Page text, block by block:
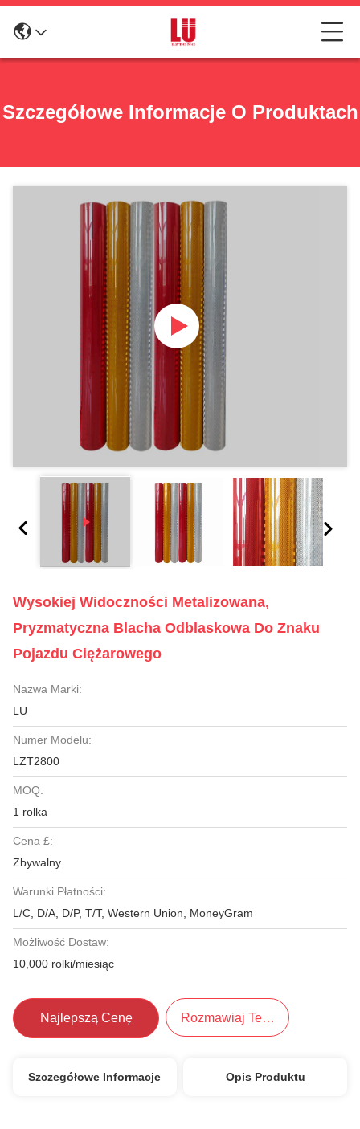
Szczegółowe Informacje O Produktach
Wysokiej Widoczności Metalizowana,
Pryzmatyczna Blacha Odblaskowa Do Znaku
Pojazdu Ciężarowego
Nazwa Marki:
LU
Numer Modelu:
LZT2800
MOQ:
1 rolka
Cena £:
Zbywalny
Warunki Płatności:
L/C, D/A, D/P, T/T, Western Union, MoneyGram
Możliwość Dostaw:
10,000 rolki/miesiąc
Najlepszą Cenę Rozmawiaj Teraz.
Szczegółowe Informacje Opis Produktu